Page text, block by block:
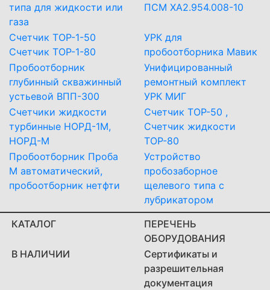
типа для жидкости или
газа
ПСМ ХА2.954.008-10
Счетчик ТОР-1-50
Счетчик ТОР-1-80
УРК для
пробоотборника Мавик
Пробоотборник
глубинный скважинный
устьевой ВПП-300
Унифицированный
ремонтный комплект
УРК МИГ
Счетчики жидкости
турбинные НОРД-1М,
НОРД-М
Счетчик ТОР-50 ,
Счетчик жидкости
ТОР-80
Пробоотборник Проба
М автоматический,
пробоотборник нетфти
Устройство
пробозаборное
щелевого типа с
лубрикатором
КАТАЛОГ
ПЕРЕЧЕНЬ
ОБОРУДОВАНИЯ
В НАЛИЧИИ
Сертификаты и
разрешительная
документация